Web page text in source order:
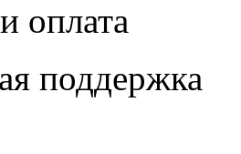
оплата
поддержка